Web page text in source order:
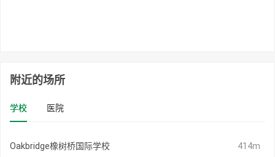
附近的场所
学校 医院
Oakbridge橡树桥国际学校 414m